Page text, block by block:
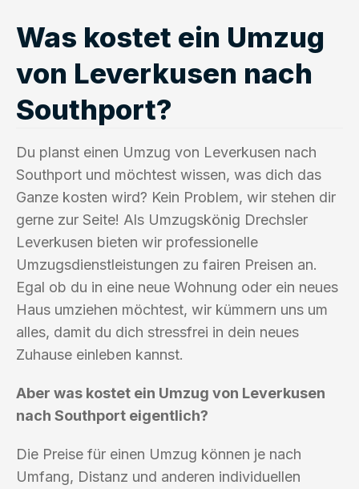
Was kostet ein Umzug
von Leverkusen nach
Southport?
Du planst einen Umzug von Leverkusen nach
Southport und möchtest wissen, was dich das
Ganze kosten wird? Kein Problem, wir stehen dir
gerne zur Seite! Als Umzugskönig Drechsler
Leverkusen bieten wir professionelle
Umzugsdienstleistungen zu fairen Preisen an.
Egal ob du in eine neue Wohnung oder ein neues
Haus umziehen möchtest, wir kümmern uns um
alles, damit du dich stressfrei in dein neues
Zuhause einleben kannst.
Aber was kostet ein Umzug von Leverkusen
nach Southport eigentlich?
Die Preise für einen Umzug können je nach
Umfang, Distanz und anderen individuellen